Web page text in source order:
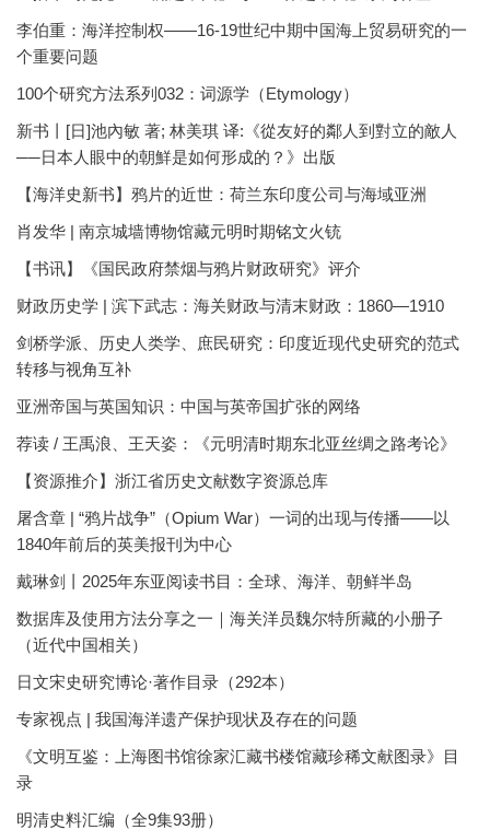
李伯重：海洋控制权——16-19世纪中期中国海上贸易研究的一
个重要问题
100个研究方法系列032：词源学（Etymology）
新书丨[日]池內敏 著; 林美琪 译:《從友好的鄰人到對立的敵人
──日本人眼中的朝鮮是如何形成的？》出版
【海洋史新书】鸦片的近世：荷兰东印度公司与海域亚洲
肖发华 | 南京城墙博物馆藏元明时期铭文火铳
【书讯】《国民政府禁烟与鸦片财政研究》评介
财政历史学 | 滨下武志：海关财政与清末财政：1860—1910
剑桥学派、历史人类学、庶民研究：印度近现代史研究的范式
转移与视角互补
亚洲帝国与英国知识：中国与英帝国扩张的网络
荐读 / 王禹浪、王天姿：《元明清时期东北亚丝绸之路考论》
【资源推介】浙江省历史文献数字资源总库
屠含章 | “鸦片战争”（Opium War）一词的出现与传播——以
1840年前后的英美报刊为中心
戴琳剑丨2025年东亚阅读书目：全球、海洋、朝鲜半岛
数据库及使用方法分享之一｜海关洋员魏尔特所藏的小册子
（近代中国相关）
日文宋史研究博论·著作目录（292本）
专家视点 | 我国海洋遗产保护现状及存在的问题
《文明互鉴：上海图书馆徐家汇藏书楼馆藏珍稀文献图录》目
录
明清史料汇编（全9集93册）